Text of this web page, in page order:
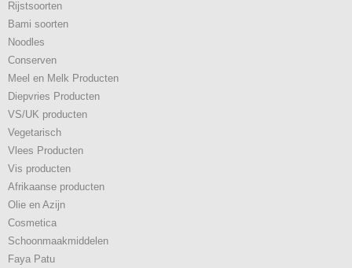
Rijstsoorten
Bami soorten
Noodles
Conserven
Meel en Melk Producten
Diepvries Producten
VS/UK producten
Vegetarisch
Vlees Producten
Vis producten
Afrikaanse producten
Olie en Azijn
Cosmetica
Schoonmaakmiddelen
Faya Patu